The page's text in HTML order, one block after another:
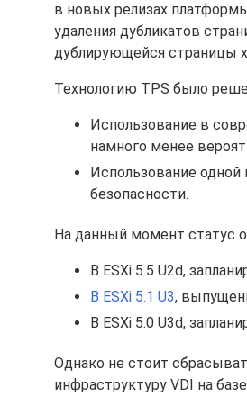
в новых релизах
удаления дубликатов
дублирующейся страницы
Технологию TPS было
Использование в
намного менее
Использование
безопасности.
На данный момент статус
В ESXi 5.5 U2d,
В ESXi 5.1 U3,
В ESXi 5.0 U3d,
Однако не стоит
инфраструктуру VDI на